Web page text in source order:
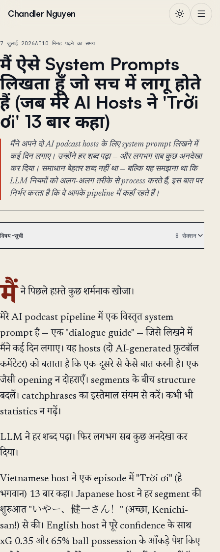
Chandler Nguyen
7 जुलाई 2026AI10 मिनट पढ़ने का समय
मैं ऐसे System Prompts
लिखता हूँ जो सच में लागू होते
हैं (जब मेरे AI Hosts ने 'Trời
ơi' 13 बार कहा)
मैंने अपने दो AI podcast hosts के लिए system prompt लिखने में
कई दिन लगाए। उन्होंने हर शब्द पढ़ा — और लगभग सब कुछ अनदेखा
कर दिया। समाधान बेहतर शब्द नहीं था — बल्कि यह समझना था कि
LLM नियमों को अलग-अलग तरीके से process करते हैं, इस बात पर
निर्भर करता है कि वे आपके pipeline में कहाँ रहते हैं।
विषय-सूची 8 सेक्शन
मैं ने पिछले हफ़्ते कुछ शर्मनाक खोजा।
मेरे AI podcast pipeline में एक विस्तृत system
prompt है — एक "dialogue guide" — जिसे लिखने में
मैंने कई दिन लगाए। यह hosts (दो AI-generated फ़ुटबॉल
कमेंटेटर) को बताता है कि एक-दूसरे से कैसे बात करनी है। एक
जैसी opening न दोहराएँ। segments के बीच structure
बदलें। catchphrases का इस्तेमाल संयम से करें। कभी भी
statistics न गढ़ें।
LLM ने हर शब्द पढ़ा। फिर लगभग सब कुछ अनदेखा कर
दिया।
Vietnamese host ने एक episode में "Trời ơi" (हे
भगवान) 13 बार कहा। Japanese host ने हर segment की
शुरुआत "いやー、健一さん！" (अच्छा, Kenichi-
san!) से की। English host ने पूरे confidence के साथ
xG 0.35 और 65% ball possession के आँकड़े पेश किए